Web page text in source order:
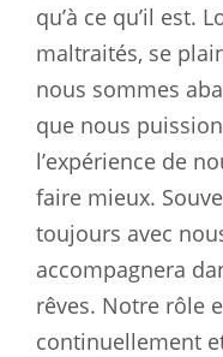
qu’à ce qu’il est.
maltraités, se
nous sommes
que nous
l’expérience de
faire mieux.
toujours avec
accompagnera
rêves. Notre rôle
continuellement